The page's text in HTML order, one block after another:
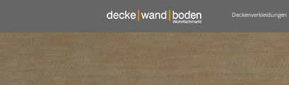
Deckenverkleidungen